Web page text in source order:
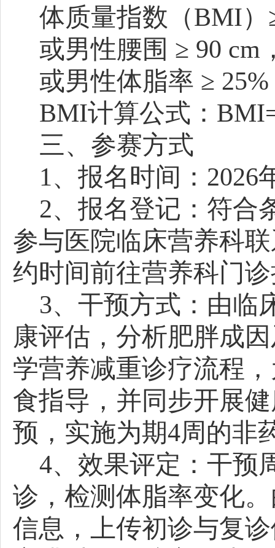
体质量指数（BMI）
或男性腰围 ≥ 90 cm
或男性体脂率 ≥
BMI计算公式：
三、参赛方式
1、 报名时间： 2026
2、 报名登记：符合
参与医院临床营养科
约时间前往营养科门
3、 干预方式：由临
康评估，分析肥胖成
学营养减重诊疗流程
食指导，并同步开展
预，实施为期4周的非
4、 效果评定：干预
诊，检测体脂率变化
信息，上传初诊与复